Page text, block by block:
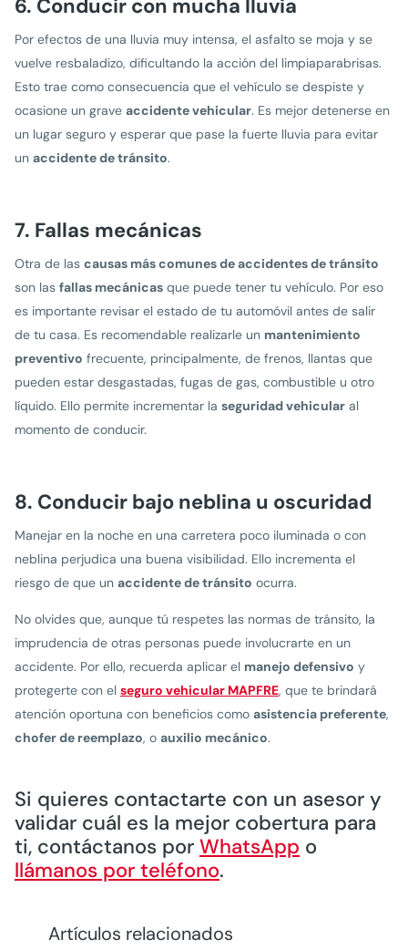
6. Conducir con mucha lluvia
Por efectos de una lluvia muy intensa, el asfalto se moja y se
vuelve resbaladizo, dificultando la acción del limpiaparabrisas.
Esto trae como consecuencia que el vehículo se despiste y
ocasione un grave accidente vehicular. Es mejor detenerse en
un lugar seguro y esperar que pase la fuerte lluvia para evitar
un accidente de tránsito.
7. Fallas mecánicas
Otra de las causas más comunes de accidentes de tránsito
son las fallas mecánicas que puede tener tu vehículo. Por eso
es importante revisar el estado de tu automóvil antes de salir
de tu casa. Es recomendable realizarle un mantenimiento
preventivo frecuente, principalmente, de frenos, llantas que
pueden estar desgastadas, fugas de gas, combustible u otro
líquido. Ello permite incrementar la seguridad vehicular al
momento de conducir.
8. Conducir bajo neblina u oscuridad
Manejar en la noche en una carretera poco iluminada o con
neblina perjudica una buena visibilidad. Ello incrementa el
riesgo de que un accidente de tránsito ocurra.
No olvides que, aunque tú respetes las normas de tránsito, la
imprudencia de otras personas puede involucrarte en un
accidente. Por ello, recuerda aplicar el manejo defensivo y
protegerte con el seguro vehicular MAPFRE, que te brindará
atención oportuna con beneficios como asistencia preferente,
chofer de reemplazo, o auxilio mecánico.
Si quieres contactarte con un asesor y
validar cuál es la mejor cobertura para
ti, contáctanos por WhatsApp o
llámanos por teléfono.
Artículos relacionados